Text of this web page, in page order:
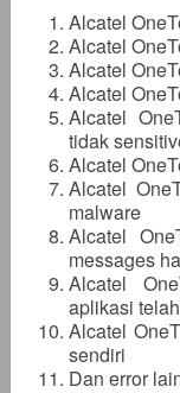
Alcatel
Alcatel
Alcatel
Alcatel
Alcatel
tidak
Alcatel
Alcatel
malware
Alcatel
messages
Alcatel
aplikasi
Alcatel
sendiri
Dan error